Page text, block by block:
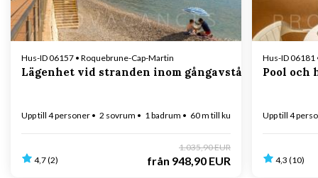
Hus-ID 06157 • Roquebrune-Cap-Martin
Lägenhet vid stranden inom gångavstånd från
Upp till 4 personer 2 sovrum 1 badrum 60 m till kusten
4,7 (2)
1.035,90 EUR
från 948,90 EUR
Hus-ID 06181
Pool och
Upp till 4
4,3 (10)